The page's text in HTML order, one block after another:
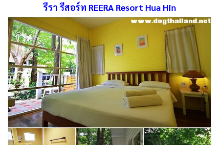
รีรา รีสอร์ท REERA Resort Hua Hin